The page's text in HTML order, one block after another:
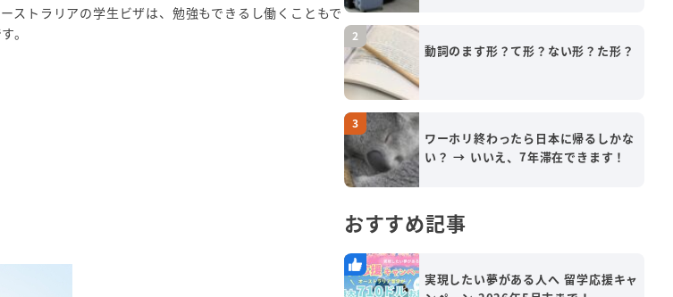
ストラリアの学生ビザは、勉強もできるし働くこともで
。
動詞のます形？て形？ない形？た形？
ワーホリ終わったら日本に帰るしかな
い？ → いいえ、7年滞在できます！
おすすめ記事
実現したい夢がある人へ 留学応援キャ